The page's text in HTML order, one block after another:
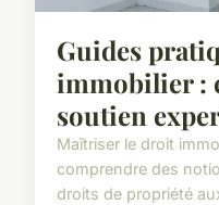
Guides
immobilier :
soutien
Maîtriser le droit
comprendre des
droits de propriété